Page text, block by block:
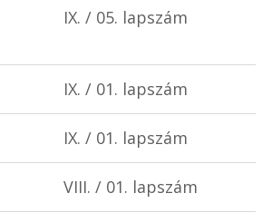
IX. / 05. lapszám
IX. / 01. lapszám
IX. / 01. lapszám
VIII. / 01. lapszám